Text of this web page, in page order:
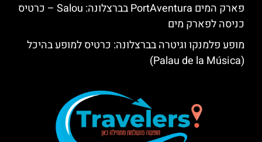
פארק המים PortAventura בברצלונה: Salou – כרטיס
כניסה לפארק מים
מופע פלמנקו וגיטרה בברצלונה: כרטיס למופע בהיכל
(Palau de la Música)